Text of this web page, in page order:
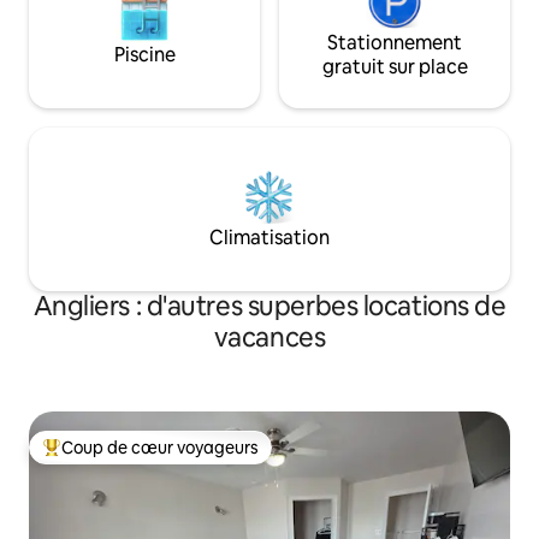
Piscine
Stationnement
gratuit sur place
Climatisation
Angliers : d'autres superbes locations de
vacances
Coups de cœur voyageurs les plus appréciés
Coup de cœur voyageurs